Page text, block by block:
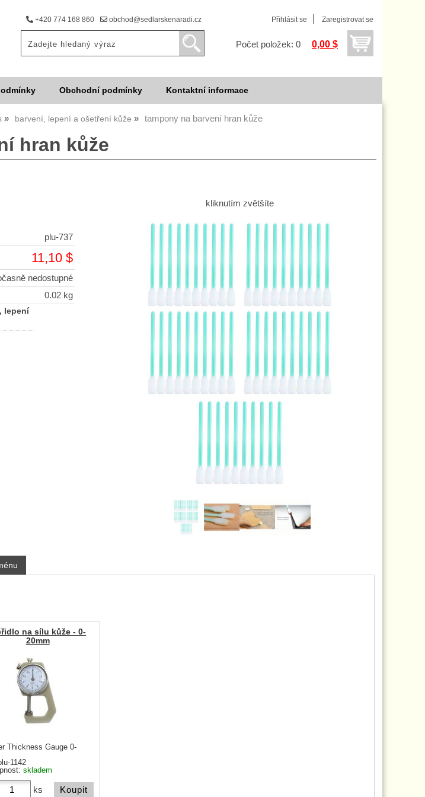
+420 774 168 860 obchod@sedlarskenaradi.cz Přihlásit se Zaregistrovat se
Počet položek: 0 0,00 $
Obchodní podmínky Kontaktní informace
barvení, lepení a ošetření kůže tampony na barvení hran kůže
hran kůže
kliknutím zvětšíte
plu-737
11,10 $
nedostupné
0.02 kg
lepení
na sílu kůže - 0-
20mm
Thickness Gauge 0-
1142
skladem
ks